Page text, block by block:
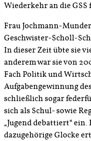
Wiederkehr an die GSS
Frau Jochmann-
Geschwister-Scholl-
In dieser Zeit übte sie
anderem war sie von
Fach Politik und
Aufgabengewinnung
schließlich sogar
sich als Schul- sowie
„Jugend debattiert“
dazugehörige Glocke